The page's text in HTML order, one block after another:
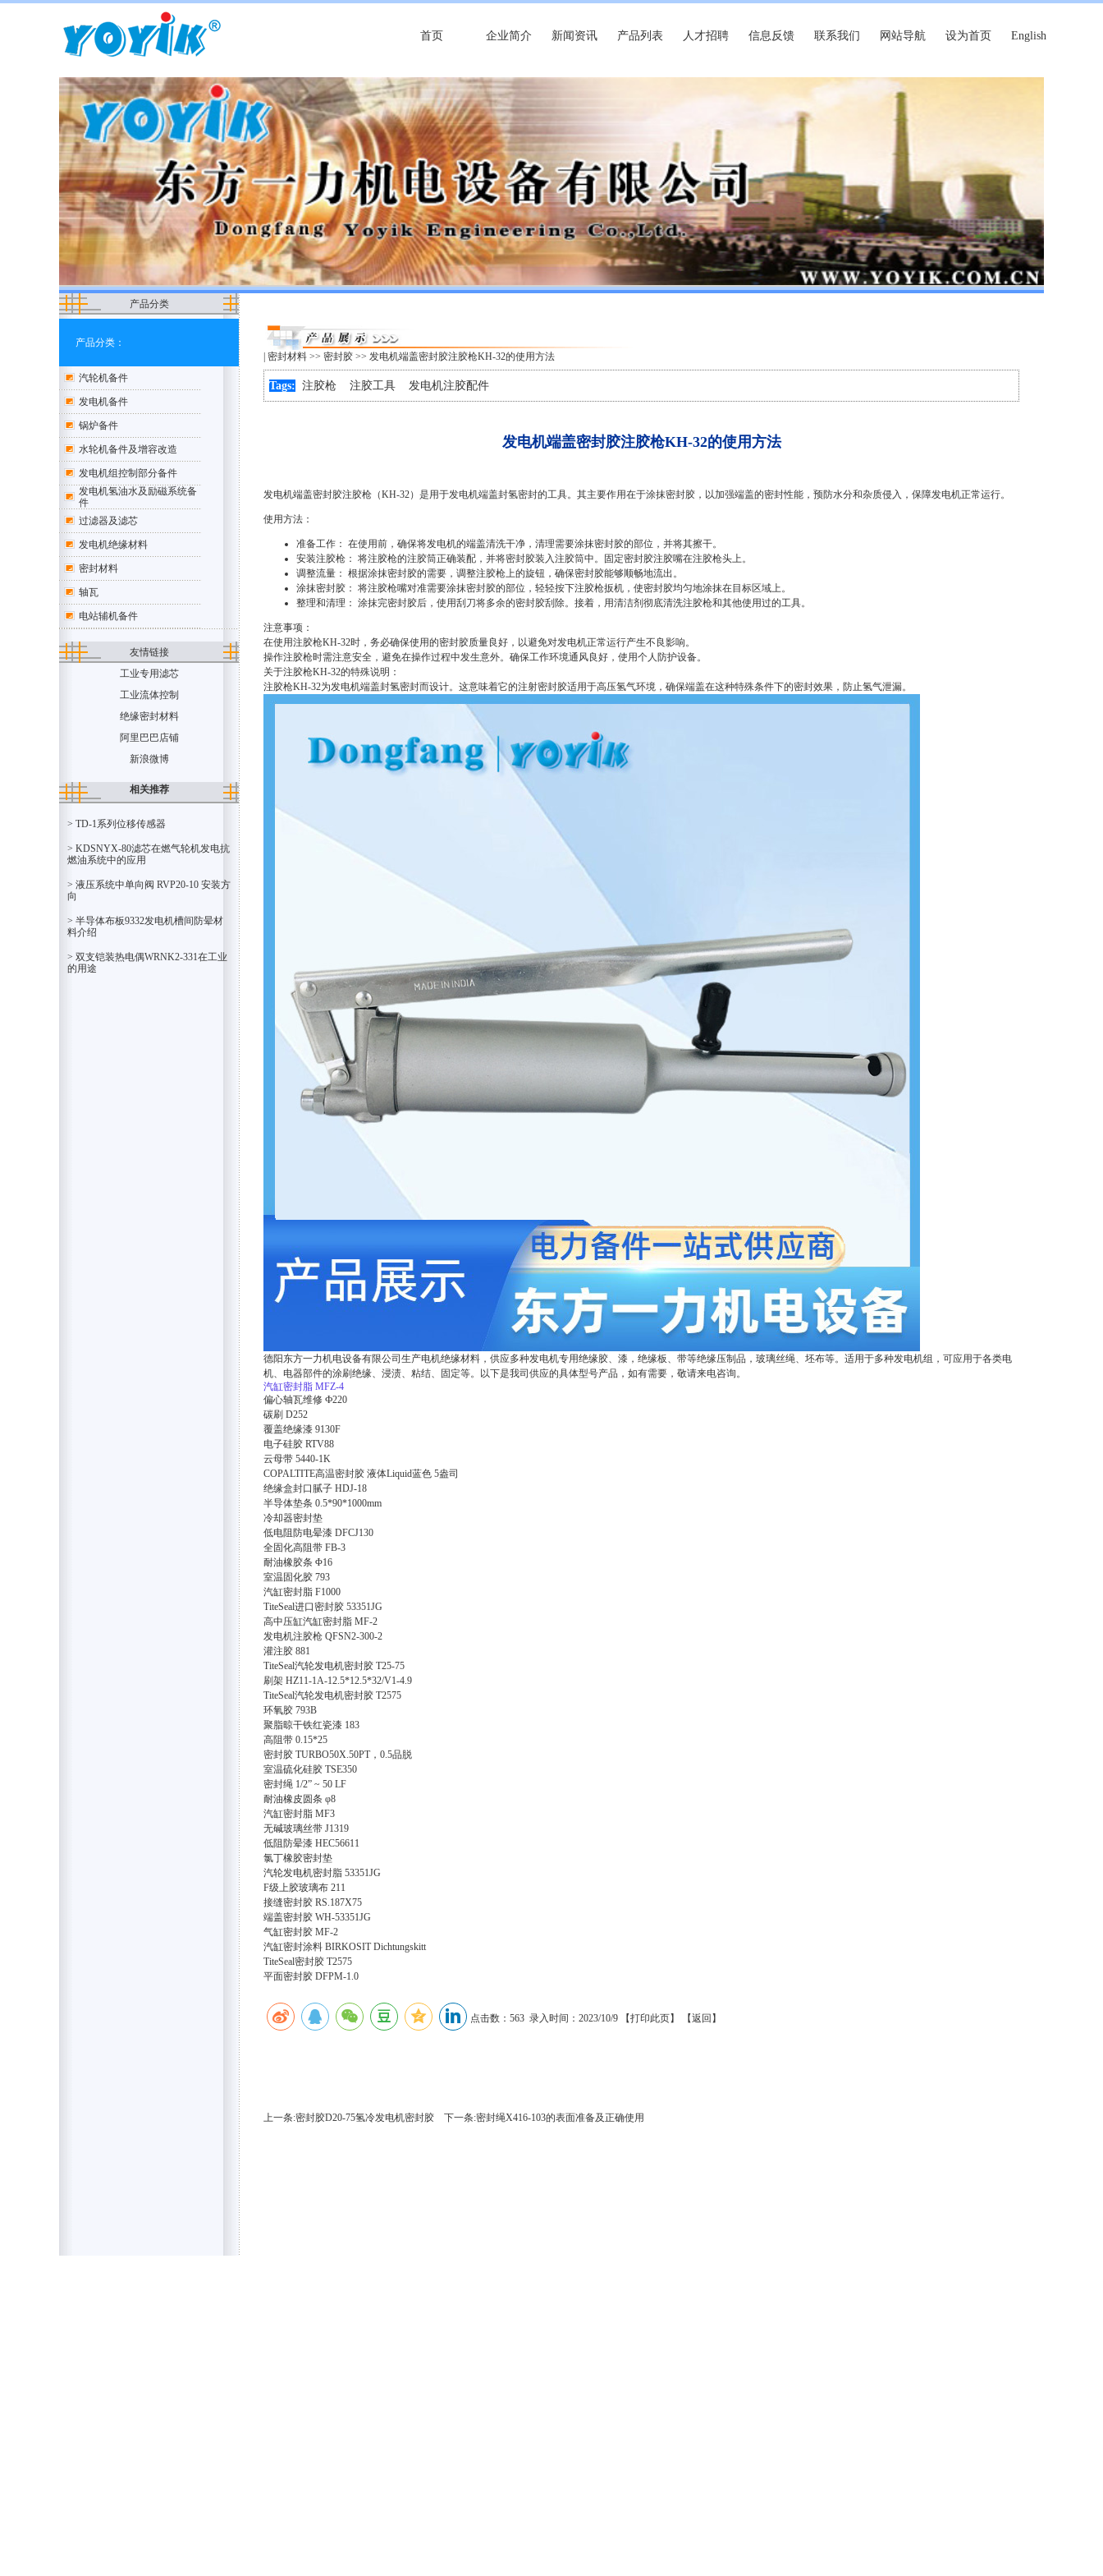
首页 企业简介 新闻资讯 产品列表 人才招聘 信息反馈 联系我们 网站导航 设为首页 English
产品分类
产品分类：
汽轮机备件
发电机备件
锅炉备件
水轮机备件及增容改造
发电机组控制部分备件
发电机氢油水及励磁系统备
件
过滤器及滤芯
发电机绝缘材料
密封材料
轴瓦
电站辅机备件
友情链接
工业专用滤芯
工业流体控制
绝缘密封材料
阿里巴巴店铺
新浪微博
相关推荐
> TD-1系列位移传感器
> KDSNYX-80滤芯在燃气轮机发电抗
燃油系统中的应用
> 液压系统中单向阀 RVP20-10 安装方
向
> 半导体布板9332发电机槽间防晕材
料介绍
> 双支铠装热电偶WRNK2-331在工业
的用途
|密封材料 >>密封胶 >> 发电机端盖密封胶注胶枪KH-32的使用方法
Tags: 注胶枪 注胶工具 发电机注胶配件
发电机端盖密封胶注胶枪KH-32的使用方法
发电机端盖密封胶注胶枪（KH-32）是用于发电机端盖封氢密封的工具。其主要作用在于涂抹密封胶，以加强端盖的密封性能，预防水分和杂质侵入，保障发电机正常运行。
使用方法：
准备工作： 在使用前，确保将发电机的端盖清洗干净，清理需要涂抹密封胶的部位，并将其擦干。
安装注胶枪： 将注胶枪的注胶筒正确装配，并将密封胶装入注胶筒中。固定密封胶注胶嘴在注胶枪头上。
调整流量： 根据涂抹密封胶的需要，调整注胶枪上的旋钮，确保密封胶能够顺畅地流出。
涂抹密封胶： 将注胶枪嘴对准需要涂抹密封胶的部位，轻轻按下注胶枪扳机，使密封胶均匀地涂抹在目标区域上。
整理和清理： 涂抹完密封胶后，使用刮刀将多余的密封胶刮除。接着，用清洁剂彻底清洗注胶枪和其他使用过的工具。
注意事项：
在使用注胶枪KH-32时，务必确保使用的密封胶质量良好，以避免对发电机正常运行产生不良影响。
操作注胶枪时需注意安全，避免在操作过程中发生意外。确保工作环境通风良好，使用个人防护设备。
关于注胶枪KH-32的特殊说明：
注胶枪KH-32为发电机端盖封氢密封而设计。这意味着它的注射密封胶适用于高压氢气环境，确保端盖在这种特殊条件下的密封效果，防止氢气泄漏。
德阳东方一力机电设备有限公司生产电机绝缘材料，供应多种发电机专用绝缘胶、漆，绝缘板、带等绝缘压制品，玻璃丝绳、坯布等。适用于多种发电机组，可应用于各类电
机、电器部件的涂刷绝缘、浸渍、粘结、固定等。以下是我司供应的具体型号产品，如有需要，敬请来电咨询。
汽缸密封脂 MFZ-4
偏心轴瓦维修 Ф220
碳刷 D252
覆盖绝缘漆 9130F
电子硅胶 RTV88
云母带 5440-1K
COPALTITE高温密封胶 液体Liquid蓝色 5盎司
绝缘盒封口腻子 HDJ-18
半导体垫条 0.5*90*1000mm
冷却器密封垫
低电阻防电晕漆 DFCJ130
全固化高阻带 FB-3
耐油橡胶条 Φ16
室温固化胶 793
汽缸密封脂 F1000
TiteSeal进口密封胶 53351JG
高中压缸汽缸密封脂 MF-2
发电机注胶枪 QFSN2-300-2
灌注胶 881
TiteSeal汽轮发电机密封胶 T25-75
刷架 HZ11-1A-12.5*12.5*32/V1-4.9
TiteSeal汽轮发电机密封胶 T2575
环氧胶 793B
聚脂晾干铁红瓷漆 183
高阻带 0.15*25
密封胶 TURBO50X.50PT，0.5品脱
室温硫化硅胶 TSE350
密封绳 1/2” ~ 50 LF
耐油橡皮圆条 φ8
汽缸密封脂 MF3
无碱玻璃丝带 J1319
低阻防晕漆 HEC56611
氯丁橡胶密封垫
汽轮发电机密封脂 53351JG
F级上胶玻璃布 211
接缝密封胶 RS.187X75
端盖密封胶 WH-53351JG
气缸密封胶 MF-2
汽缸密封涂料 BIRKOSIT Dichtungskitt
TiteSeal密封胶T2575
平面密封胶 DFPM-1.0
点击数：563 录入时间：2023/10/9 【打印此页】 【返回 】
上一条:密封胶D20-75氢冷发电机密封胶 下一条:密封绳X416-103的表面准备及正确使用